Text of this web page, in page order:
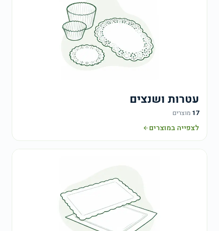
עטרות ושנצים
17 מוצרים
לצפייה במוצרים